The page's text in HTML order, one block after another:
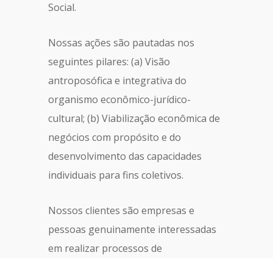
Social.
Nossas ações são pautadas nos
seguintes pilares: (a) Visão
antroposófica e integrativa do
organismo econômico-jurídico-
cultural; (b) Viabilização econômica de
negócios com propósito e do
desenvolvimento das capacidades
individuais para fins coletivos.
Nossos clientes são empresas e
pessoas genuinamente interessadas
em realizar processos de